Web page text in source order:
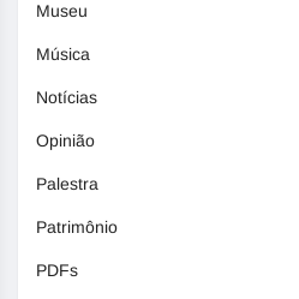
Museu
Música
Notícias
Opinião
Palestra
Patrimônio
PDFs